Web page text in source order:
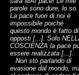
parole sono dure, lo so.
La pace fuori di noi è
impossibile poiché
questo mondo è fatto di
opposti [...]. Solo
COSCIENZA la pace
essere realizzata [...].
Non sto parlando di
evasione dal mondo,